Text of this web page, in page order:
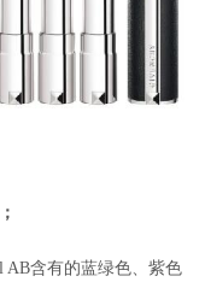
AB含有的蓝绿色、紫色